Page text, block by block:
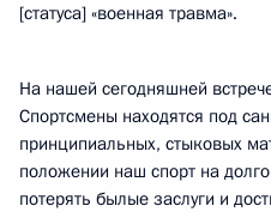
[статуса] «военная травма».
На нашей сегодняшней
Спортсмены находятся под
принципиальных, стыковых
положении наш спорт на
потерять былые заслуги и